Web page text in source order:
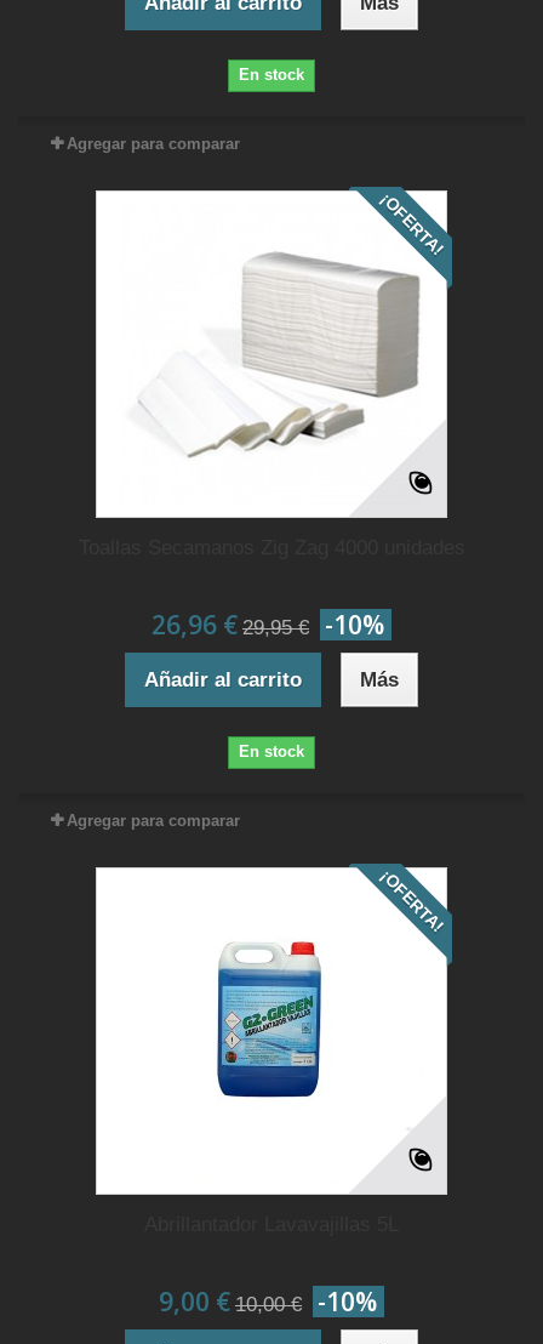
En stock
Agregar para comparar
¡OFERTA!
26,96 € 29,95 € -10%
Añadir al carrito Más
En stock
Agregar para comparar
¡OFERTA!
9,00 € 10,00 € -10%